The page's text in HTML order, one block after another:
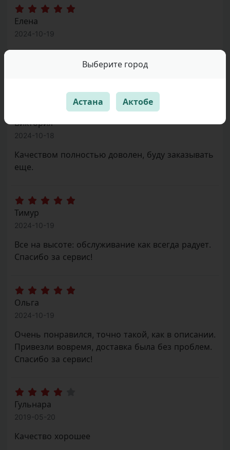
Елена
2024-10-19
Упаковка на высшем уровне. Качество
отличное, всё соответствует заявленному.
Виктория
2024-10-18
Качеством полностью доволен, буду заказывать
еще.
Тимур
2024-10-19
Все на высоте: обслуживание как всегда радует.
Спасибо за сервис!
Ольга
2024-10-19
Очень понравился, точно такой, как в описании.
Привезли вовремя, доставка была без проблем.
Спасибо за сервис!
Гульнара
2019-05-20
Качество хорошее
Выберите город
Астана Актобе